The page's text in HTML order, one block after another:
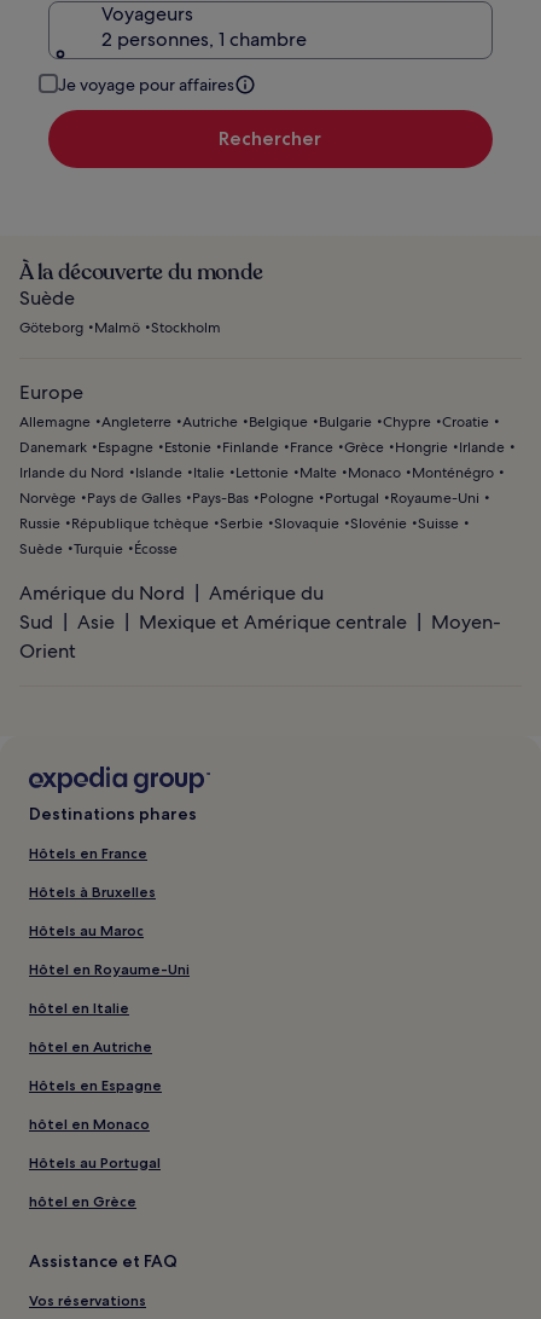
Voyageurs
2 personnes, 1 chambre
Je voyage pour affaires
Rechercher
À la découverte du monde
Suède
Göteborg Malmö Stockholm
Europe
Allemagne Angleterre Autriche Belgique Bulgarie Chypre Croatie
Danemark
Espagne Estonie Finlande France Grèce Hongrie
Irlande
Irlande du Nord
Islande Italie Lettonie Malte Monaco
Monténégro
Norvège
Pays de Galles Pays-Bas Pologne Portugal
Royaume-Uni
Russie
République tchèque Serbie Slovaquie Slovénie Suisse
Suède Turquie Écosse
Amérique du Nord
Amérique du
Sud
Asie Mexique et Amérique centrale
Moyen-
Orient
Destinations phares
Hôtels en France
Hôtels à Bruxelles
Hôtels au Maroc
Hôtel en Royaume-Uni
hôtel en Italie
hôtel en Autriche
Hôtels en Espagne
hôtel en Monaco
Hôtels au Portugal
hôtel en Grèce
Assistance et FAQ
Vos réservations